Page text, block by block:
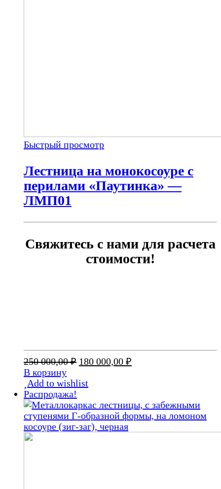
Быстрый просмотр
Лестница на монокосоуре с
перилами «Паутинка» —
ЛМП01
Свяжитесь с нами для расчета
стоимости!
250 000,00₽ Первоначальная
составляла
000,00 ₽.
180 000,00 ₽
В корзину
Add to wishlist
Распродажа!